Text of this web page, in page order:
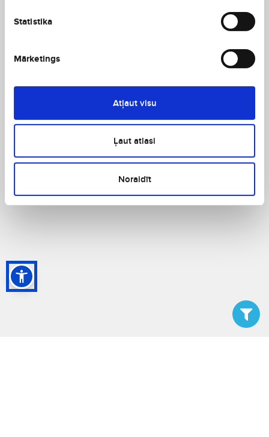
Statistika
Mārketings
Atļaut visu
Ļaut atlasi
Noraidīt